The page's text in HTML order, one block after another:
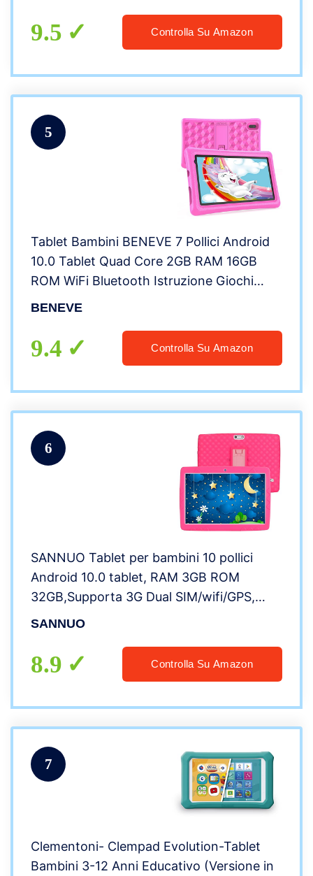
9.5 Controlla Su Amazon
5
Tablet Bambini BENEVE 7 Pollici Android
10.0 Tablet Quad Core 2GB RAM 16GB
ROM WiFi Bluetooth Istruzione Giochi
Software Bambini Preinstallato Con
Genitori (Rosa)
BENEVE
9.4 Controlla Su Amazon
6
SANNUO Tablet per bambini 10 pollici
Android 10.0 tablet, RAM 3GB ROM
32GB,Supporta 3G Dual SIM/wifi/GPS,
Batteria 5000mAh,Preinstallato con Kid-
SANNUO
8.9 Controlla Su Amazon
7
Clementoni- Clempad Evolution-Tablet
Bambini 3-12 Anni Educativo (Versione in